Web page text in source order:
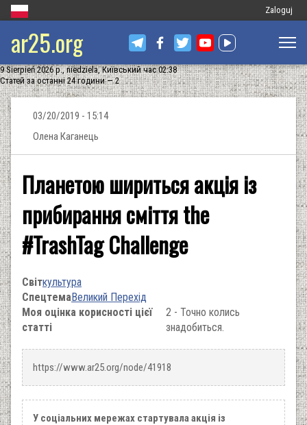
Меню
запису
Zaloguj
ar25.org
9 Sierpień 2026 р., niedziela, Київський час 02:38
Статей за останні 24 години — 2
03/20/2019 - 15:14
Олена Каганець
Планетою шириться акція із
прибирання сміття the
#TrashTag Challenge
Світкультура
СпецтемаВеликий Перехід
Моя оцінка корисності цієї
статті
2 - Точно колись
знадобиться.
https://www.ar25.org/node/41918
У соціальних мережах стартувала акція із